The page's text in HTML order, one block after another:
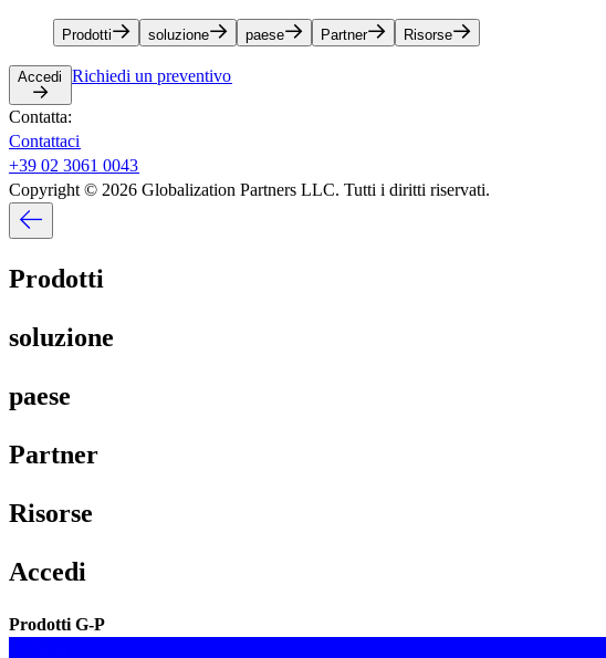
Prodotti​​ soluzione​​ paese​​ Partner​​ Risorse​​
Accedi​​ Richiedi un preventivo​​
Contatta:​​
Contattaci​​
+39 02 3061 0043​​
Copyright © 2026 Globalization Partners LLC. Tutti i diritti riservati.​​
Prodotti​​
soluzione​​
paese​​
Partner​​
Risorse​​
Accedi​​
Prodotti G-P​​